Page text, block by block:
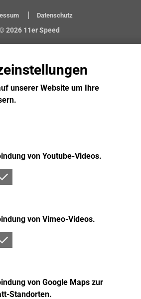
Datenschutz
2026 11er Speed
unserer Website um Ihre
von Youtube-Videos.
von Vimeo-Videos.
von Google Maps zur
Standorten.